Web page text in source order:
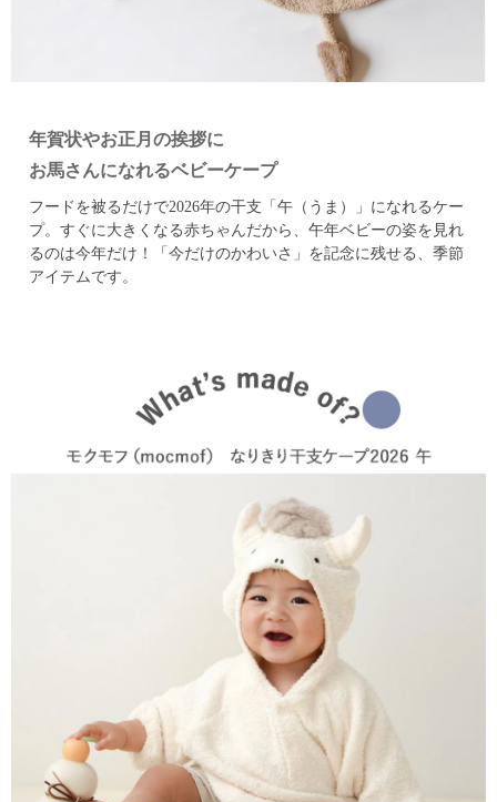
年賀状やお正月の挨拶に
お馬さんになれるベビーケープ
フードを被るだけで2026年の干支「午（うま）」になれるケー
プ。 すぐに大きくなる赤ちゃんだから、午年ベビーの姿を見れ
るのは今年だけ！
「今だけのかわいさ」を記念に残せる、季節
アイテムです。